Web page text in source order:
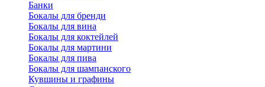
Банки
Бокалы для бренди
Бокалы для вина
Бокалы для коктейлей
Бокалы для мартини
Бокалы для пива
Бокалы для шампанского
Кувшины и графины